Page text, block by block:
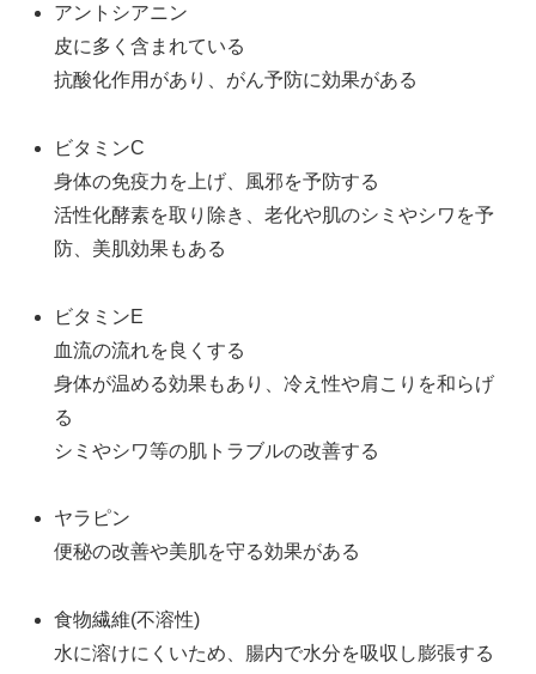
アントシアニン
皮に多く含まれている
抗酸化作用があり、がん予防に効果がある
ビタミンC
身体の免疫力を上げ、風邪を予防する
活性化酵素を取り除き、老化や肌のシミやシワを予
防、美肌効果もある
ビタミンE
血流の流れを良くする
身体が温める効果もあり、冷え性や肩こりを和らげ
る
シミやシワ等の肌トラブルの改善する
ヤラピン
便秘の改善や美肌を守る効果がある
食物繊維(不溶性)
水に溶けにくいため、腸内で水分を吸収し膨張する